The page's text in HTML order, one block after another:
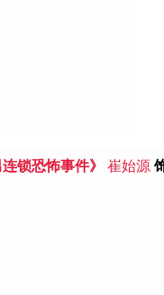
连锁恐怖事件》 崔始源